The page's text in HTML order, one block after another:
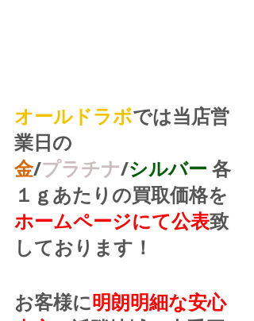
オールドラボでは当店営
業日の
金/プラチナ/シルバー 各
１ｇあたりの買取価格を
ホームページにて公表致
しております！
お客様に明朗明細な安心